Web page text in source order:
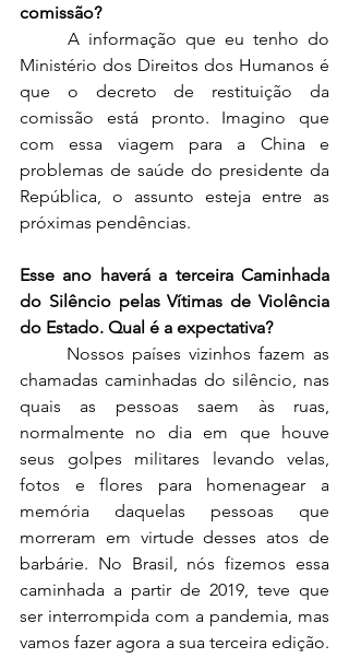
comissão?
Ministério dos Direitos dos Humanos é
que o decreto de restituição da
comissão está pronto. Imagino que
com essa viagem para a China e
problemas de saúde do presidente da
República, o assunto esteja entre as
próximas pendências.
Esse ano haverá a terceira Caminhada
do Silêncio pelas Vítimas de Violência
do Estado. Qual é a expectativa?
chamadas caminhadas do silêncio, nas
quais as pessoas saem às ruas,
normalmente no dia em que houve
seus golpes militares levando velas,
fotos e flores para homenagear a
memória daquelas pessoas que
morreram em virtude desses atos de
barbárie. No Brasil, nós fizemos essa
caminhada a partir de 2019, teve que
ser interrompida com a pandemia, mas
vamos fazer agora a sua terceira edição.